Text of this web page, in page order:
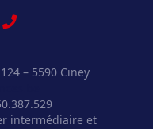
– 5590 Ciney
intermédiaire et